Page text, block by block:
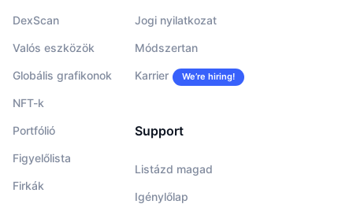
DexScan
Valós eszközök
Globális grafikonok
NFT-k
Portfólió
Figyelőlista
Firkák
Jogi nyilatkozat
Módszertan
Karrier We’re hiring!
Support
Listázd magad
Igénylőlap